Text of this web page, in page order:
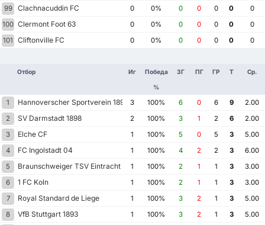
99
Clachnacuddin FC 0 0% 0 0 0 0
0
100 Clermont Foot 63 0 0% 0 0 0 0
0
101
Cliftonville FC 0 0% 0 0 0 0 0
Отбор Иг Победа
%
ЗГ ПГ ГР Т Ср.
1 Hannoverscher Sportverein 1896 3 100% 6 0 6 9
2.00
2
SV Darmstadt 1898 2 100% 3 1 2 6
2.00
3
Elche CF 1 100% 5 0 5 3
5.00
4
FC Ingolstadt 04 1 100% 4 2 2 3
6.00
5
Braunschweiger TSV Eintracht 1895
1 100% 2 1 1 3
3.00
6
1 FC Koln 1 100% 2 1 1 3
3.00
7
Royal Standard de Liege 1 100% 3 2 1 3
5.00
8
VfB Stuttgart 1893 1 100% 3 2 1 3
5.00